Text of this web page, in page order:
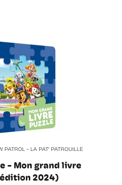
PATROL - LA PAT' PATROUILLE
- Mon grand livre
2024)